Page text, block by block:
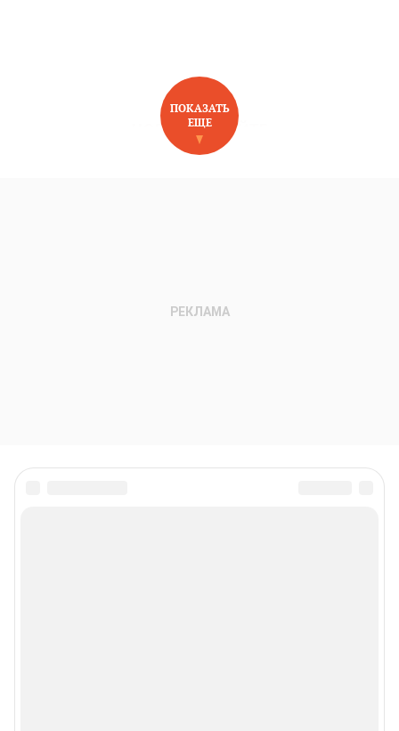
НОВОЕ НА САЙТЕ
ПОКАЗАТЬ
ЕЩЕ